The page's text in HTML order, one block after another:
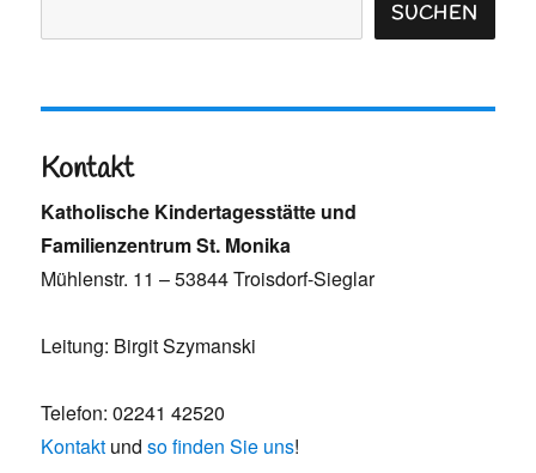
SUCHEN
Kontakt
Katholische Kindertagesstätte und
Familienzentrum St. Monika
Mühlenstr. 11 – 53844 Troisdorf-Sieglar
Leitung: Birgit Szymanski
Telefon: 02241 42520
Kontakt undso finden Sie uns!